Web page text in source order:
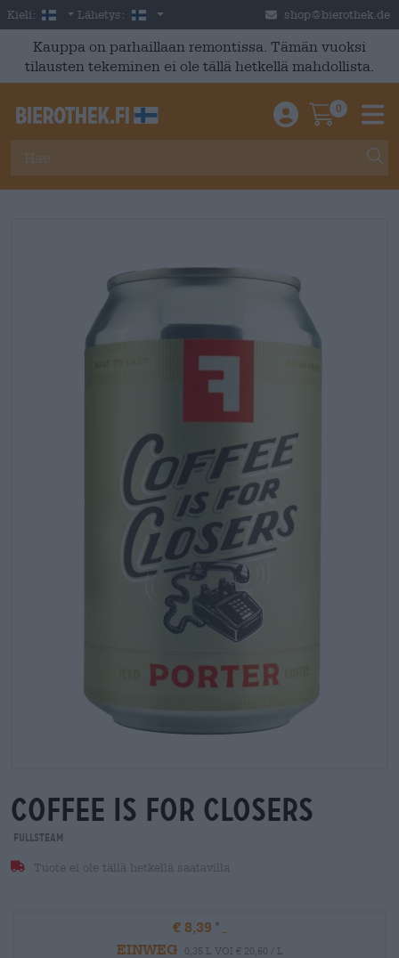
Skip to main content
Kieli: Finnish
Lähetys: Suomi shop@bierothek.de
Kauppa on parhaillaan remontissa. Tämän vuoksi
tilausten tekeminen ei ole tällä hetkellä mahdollista.
Einloggen /
0
coffee is for closers
Fullsteam
Tuote ei ole tällä hetkellä saatavilla
€ 8,39
EINWEG
0,35 L VOI € 20,60 / L